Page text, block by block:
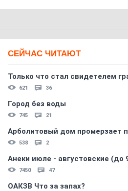
СЕЙЧАС ЧИТАЮТ
Только что стал свидетелем
621 36
Город без воды
745 21
Арболитовый дом промерзает
538 2
Анеки июле - августовские (до
7450 47
ОАКЗВ Что за запах?